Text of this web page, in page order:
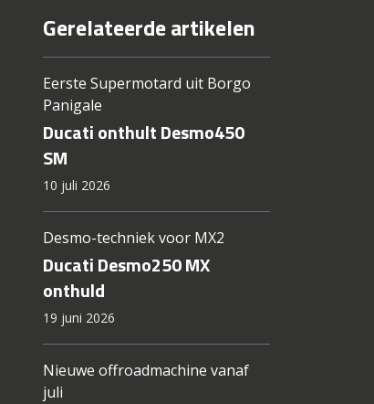
Gerelateerde artikelen
Eerste Supermotard uit Borgo
Panigale
Ducati onthult Desmo450
SM
10 juli 2026
Desmo-techniek voor MX2
Ducati Desmo250 MX
onthuld
19 juni 2026
Nieuwe offroadmachine vanaf
juli